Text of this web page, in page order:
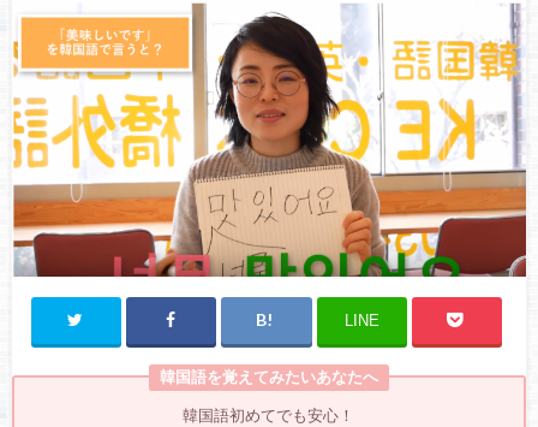
LINE
韓国語を覚えてみたいあなたへ
韓国語初めてでも安心！